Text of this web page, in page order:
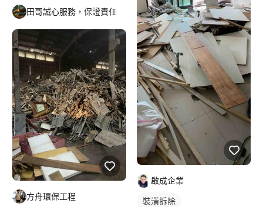
田哥誠心服務，保證責任
方舟環保工程
啟成企業
裝潢拆除